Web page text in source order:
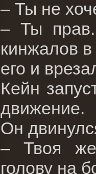
– Ты не
– Ты
кинжалов
его и
Кейн
движение.
Он
– Твоя
голову на